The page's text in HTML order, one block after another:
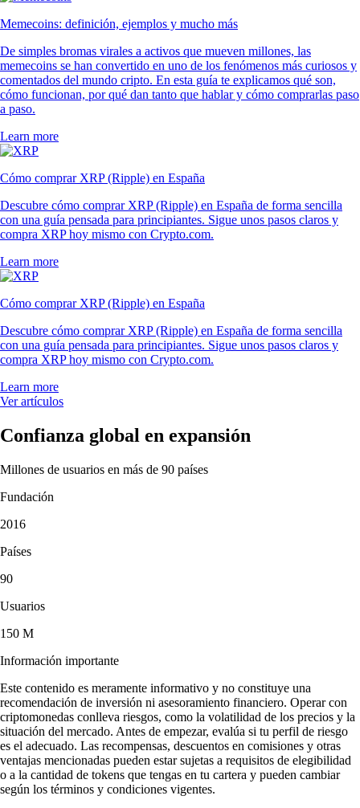
Memecoins: definición, ejemplos y mucho más
De simples bromas virales a activos que mueven millones, las
memecoins se han convertido en uno de los fenómenos más curiosos y
comentados del mundo cripto. En esta guía te explicamos qué son,
cómo funcionan, por qué dan tanto que hablar y cómo comprarlas paso
a paso.
Learn more
Cómo comprar XRP (Ripple) en España
Descubre cómo comprar XRP (Ripple) en España de forma sencilla
con una guía pensada para principiantes. Sigue unos pasos claros y
compra XRP hoy mismo con Crypto.com.
Learn more
Cómo comprar XRP (Ripple) en España
Descubre cómo comprar XRP (Ripple) en España de forma sencilla
con una guía pensada para principiantes. Sigue unos pasos claros y
compra XRP hoy mismo con Crypto.com.
Learn more
Ver artículos
Confianza global en expansión
Millones de usuarios en más de 90 países
Fundación
2016
Países
90
Usuarios
150 M
Información importante
Este contenido es meramente informativo y no constituye una
recomendación de inversión ni asesoramiento financiero. Operar con
criptomonedas conlleva riesgos, como la volatilidad de los precios y la
situación del mercado. Antes de empezar, evalúa si tu perfil de riesgo
es el adecuado. Las recompensas, descuentos en comisiones y otras
ventajas mencionadas pueden estar sujetas a requisitos de elegibilidad
o a la cantidad de tokens que tengas en tu cartera y pueden cambiar
según los términos y condiciones vigentes.